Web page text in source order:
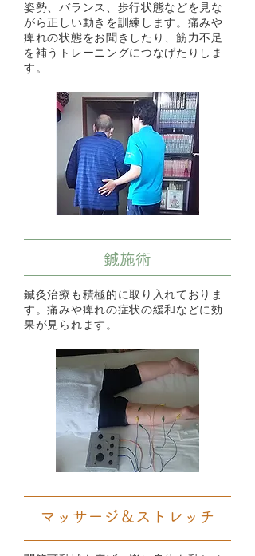
姿勢、バランス、歩行状態などを見な
がら正しい動きを訓練します。痛みや
痺れの状態をお聞きしたり、筋力不足
を補うトレーニングにつなげたりしま
す。
鍼施術
鍼灸治療も積極的に取り入れておりま
す。痛みや痺れの症状の緩和などに効
果が見られます。
マッサージ＆ストレッチ